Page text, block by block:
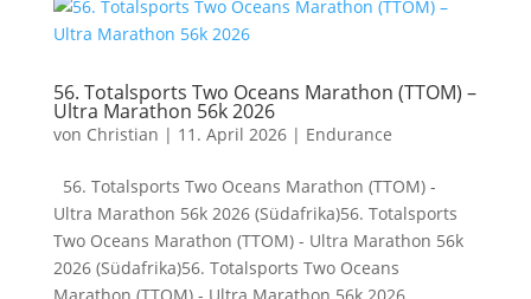
56. Totalsports Two Oceans Marathon (TTOM) –
Ultra Marathon 56k 2026
von Christian | 11. April 2026| Endurance
56. Totalsports Two Oceans Marathon (TTOM) -
Ultra Marathon 56k 2026 (Südafrika)56. Totalsports
Two Oceans Marathon (TTOM) - Ultra Marathon 56k
2026 (Südafrika)56. Totalsports Two Oceans